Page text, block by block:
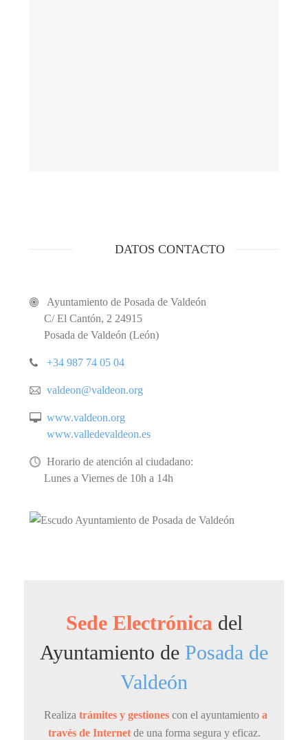
DATOS CONTACTO
Ayuntamiento de Posada de Valdeón
C/ El Cantón, 2 24915
Posada de Valdeón (León)
+34 987 74 05 04
valdeon@valdeon.org
www.valdeon.org
www.valledevaldeon.es
Horario de atención al ciudadano:
Lunes a Viernes de 10h a 14h
Sede Electrónica del
Ayuntamiento de Posada de
Valdeón
Realiza trámites y gestionescon el ayuntamiento a
través de Internetde una forma segura y eficaz.